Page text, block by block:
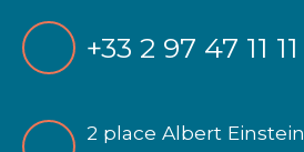
+33 2 97 47 11 11
2 place Albert Einstein